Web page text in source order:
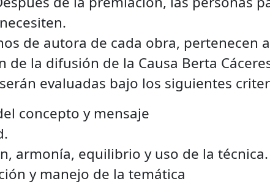
de autora de cada obra, pertenecen
de la difusión de la Causa Berta
evaluadas bajo los siguientes
concepto y mensaje
armonía, equilibrio y uso de la técnica.
y manejo de la temática